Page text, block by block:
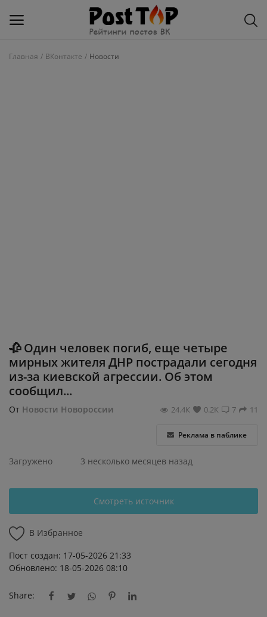
Главная ВКонтакте Новости
🥀 Один человек погиб, еще четыре
мирных жителя ДНР пострадали сегодня
из-за киевской агрессии. Об этом
сообщил...
От Новости Новороссии 11
7
0.2К
24.4К
Реклама в паблике
Загружено 3 несколько месяцев назад
Смотреть источник
В Избранное
Пост создан: 17-05-2026 21:33
Обновлено: 18-05-2026 08:10
Share: